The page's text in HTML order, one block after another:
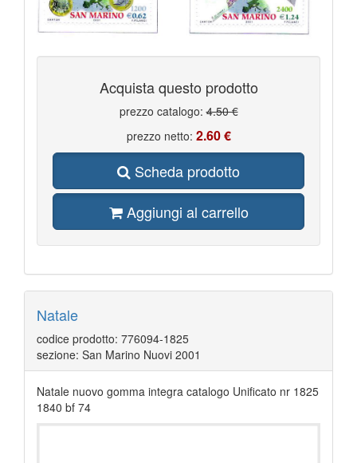
Acquista questo prodotto
prezzo catalogo:4.50 €
prezzo netto: 2.60 €
Scheda prodotto
Aggiungi al carrello
Natale
codice prodotto: 776094-1825
sezione: San Marino Nuovi 2001
Natale nuovo gomma integra catalogo Unificato nr 1825
1840 bf 74